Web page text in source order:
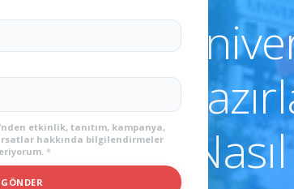
etkinlik, tanıtım, kampanya,
hakkında bilgilendirmeler
*
GÖNDER